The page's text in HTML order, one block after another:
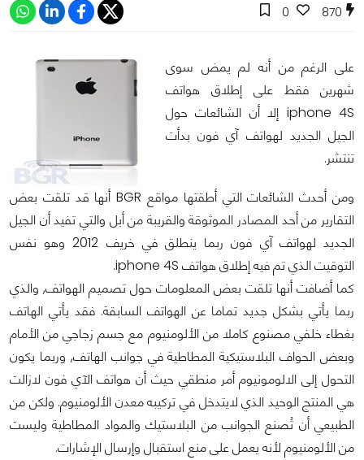
870
0
على الرغم من أنه لم يمض سوى
شهرين فقط على إطلاق هواتف
iphone 4S إلا أن الشائعات حول
الجيل الجديد لهواتف آي فون بدأت
تنتشر.
ومن أحدث الشائعات التي أطقتها مواقع BGR أنها قد تلقت بعض
التقارير من أحد المصادر الموثوقة والقريبة من أبل والتي تفيد أن الجيل
الجديد لهواتف آي فون ربما ينطلق في خريف 2012 وهو نفس
التوقيت الذي تم فيه إطلاق هواتف iphone 4S.
كما أضافت أنها تلقت بعض المعلومات حول تصميم الهواتف, والذي
ربما يأتي بشكل جديد تماما عن الهواتف السابقة. فقد يأتي الهاتف
بغطاء خلفي مصنوع كاملا من الألومنيوم مع جسم زجاجي من الأمام
وبعض الحواف البلاستيكية المطاطية في جوانب الهاتف, وربما يكون
التحول إلى الالومونيوم أمر منطقي حيث أن هواتف الآي فون لازالت
هي المنتج الوحيد الذي لايتدخل في تركيبه معدن الألومنيوم. ولكن من
الطبيعي أن تُصنع الجوانب من البلاستيك والمواد المطاطية وليست
من الألومنيوم لأنه يعمل على منع استقبال وإرسال الإشارات.